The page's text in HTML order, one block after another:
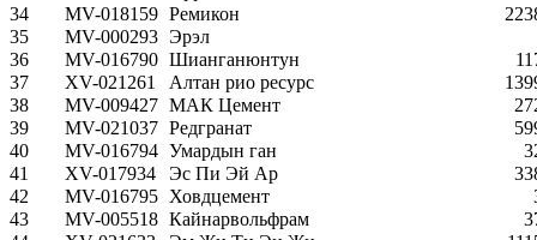
34
MV-018159 Ремикон
35
MV-000293 Эрэл
36
MV-016790 Шианганюнтун
37
XV-021261 Алтан рио ресурс
38
MV-009427 МАК Цемент
39
MV-021037 Редгранат
40
MV-016794 Умардын ган
41
XV-017934 Эс Пи Эй Ар
42
MV-016795 Ховдцемент
43
MV-005518 Кайнарвольфрам